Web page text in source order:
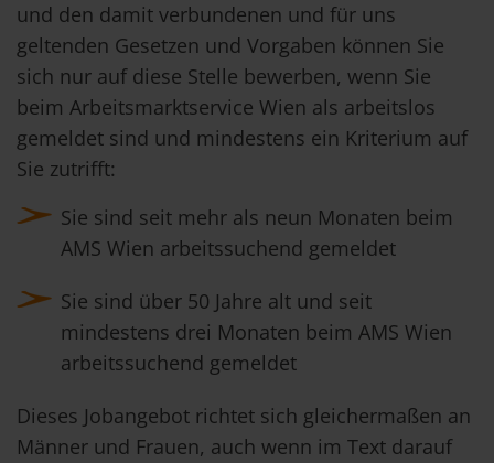
und den damit verbundenen und für uns
geltenden Gesetzen und Vorgaben können Sie
sich nur auf diese Stelle bewerben, wenn Sie
beim Arbeitsmarktservice Wien als arbeitslos
gemeldet sind und mindestens ein Kriterium auf
Sie zutrifft:
Sie sind seit mehr als neun Monaten beim
AMS Wien arbeitssuchend gemeldet
Sie sind über 50 Jahre alt und seit
mindestens drei Monaten beim AMS Wien
arbeitssuchend gemeldet
Dieses Jobangebot richtet sich gleichermaßen an
Männer und Frauen, auch wenn im Text darauf